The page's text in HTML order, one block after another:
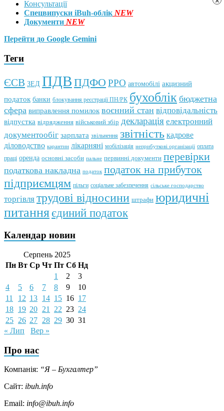
Консультації
Спецвипуски iBuh-облік NEW
Документи NEW
Перейти до Google Gemini
Теги
ЄСВ ЗЕД ПДВ ПДФО РРО автомобілі акцизний
податок банки блокування реєстрації ПН/РК бухоблік бюджетна
сфера виправлення помилок воєнний стан відповідальність
відпустка відрядження військовий збір декларація електронний
документообіг зарплата звільнення звітність кадрове
діловодство карантин лікарняні мобілізація неприбуткові організації оплата
праці оренда основні засоби пальне первинні документи перевірки
податкова накладна податок податок на прибуток
підприємцям пільги соціальне забезпечення сільське господарство
торгівля трудові відносини штрафи юридичні
питанняєдиний податок
Календар новин
Серпень 2025
Пн Вт Ср Чт Пт Сб Нд
1
2
3
4
5 6 7 8 9
10
11
12 13 14 15 16 17
18 19 20 21 22 23 24
25 26 27 28 29 30 31
« Лип
Вер »
Про нас
Компанія: “Я – Бухгалтер”
Сайт: ibuh.info
Email: info@ibuh.info